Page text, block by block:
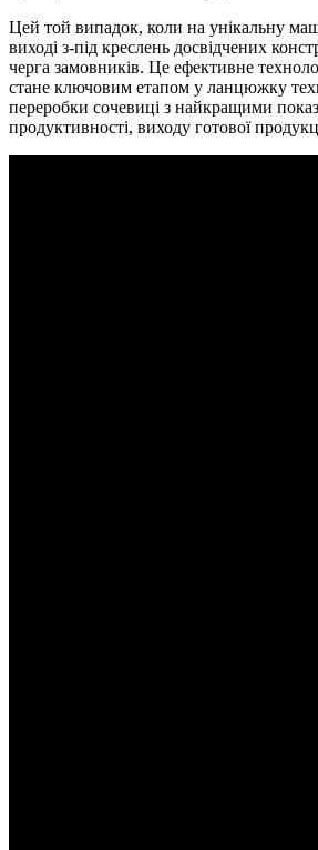
Цей той випадок, коли на унікальну
виході з-під креслень досвідчених
черга замовників. Це ефективне
стане ключовим етапом у ланцюжку
переробки сочевиці з найкращими
продуктивності, виходу готової